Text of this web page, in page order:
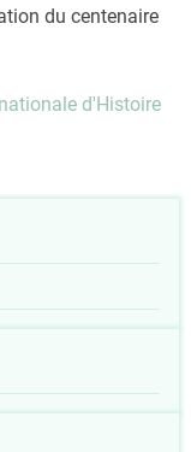
du centenaire
d'Histoire